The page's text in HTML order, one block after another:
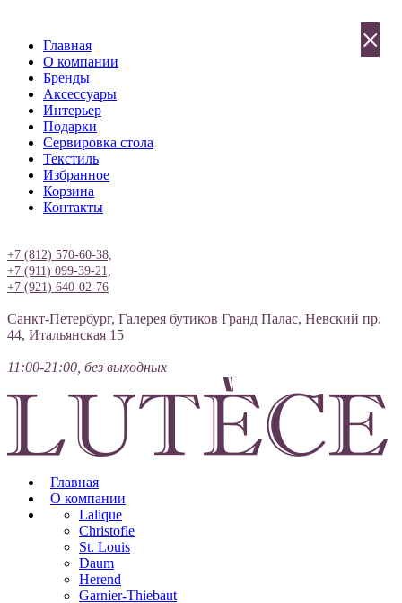
Главная
О компании
Бренды
Аксессуары
Интерьер
Подарки
Сервировка стола
Текстиль
Избранное
Корзина
Контакты
+7 (812) 570-60-38,
+7 (911) 099-39-21,
+7 (921) 640-02-76
Санкт-Петербург, Галерея бутиков Гранд Палас, Невский пр.
44, Итальянская 15
11:00-21:00, без выходных
Главная
О компании
Lalique
Christofle
St. Louis
Daum
Herend
Garnier-Thiebaut
×